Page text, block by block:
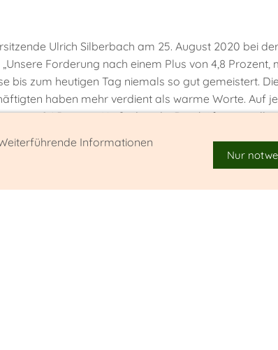
Ulrich Silberbach am 25. August 2020 bei
Forderung nach einem Plus von 4,8 Prozent,
zum heutigen Tag niemals so gut gemeistert.
haben mehr verdient als warme Worte. Auf
0,1 Prozent. Heißt das, die Beschäftigten
klares Signal für mehr Gerechtigkeit und dass
Informationen
Nur